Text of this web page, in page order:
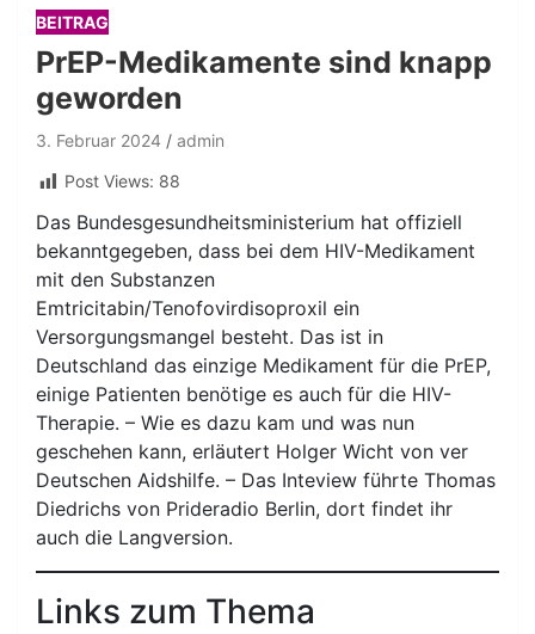
BEITRAG
PrEP-Medikamente sind knapp
geworden
3. Februar 2024
admin
Post Views: 88
Das Bundesgesundheitsministerium hat offiziell
bekanntgegeben, dass bei dem HIV-Medikament
mit den Substanzen
Emtricitabin/Tenofovirdisoproxil ein
Versorgungsmangel besteht. Das ist in
Deutschland das einzige Medikament für die PrEP,
einige Patienten benötige es auch für die HIV-
Therapie. – Wie es dazu kam und was nun
geschehen kann, erläutert Holger Wicht von ver
Deutschen Aidshilfe. – Das Inteview führte Thomas
Diedrichs von Prideradio Berlin, dort findet ihr
auch die Langversion.
Links zum Thema